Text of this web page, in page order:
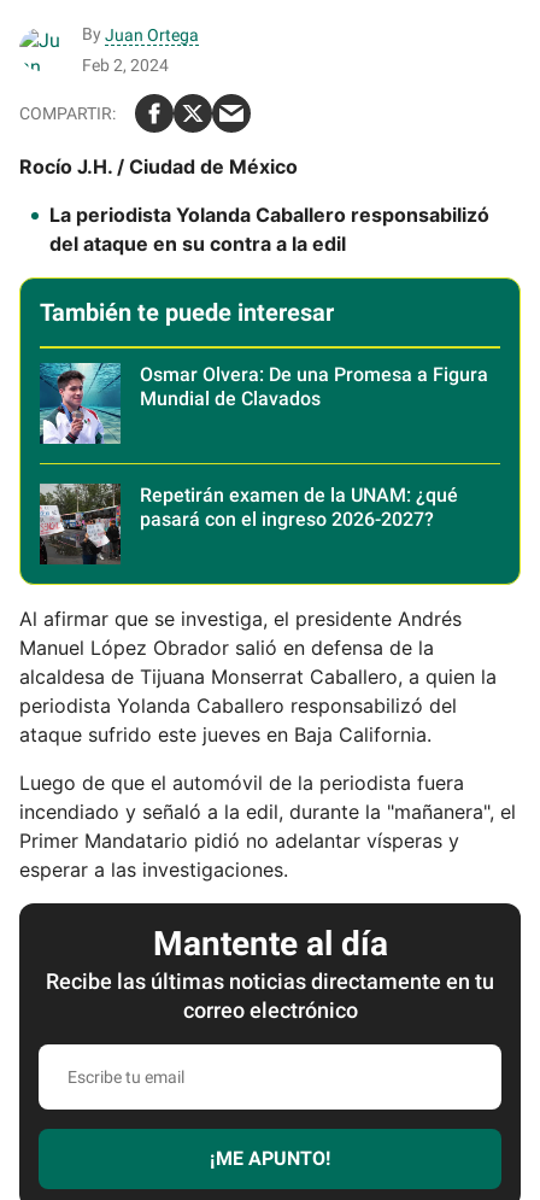
By Juan Ortega
Feb 2, 2024
Rocío J.H. / Ciudad de México
La periodista Yolanda Caballero responsabilizó
del ataque en su contra a la edil
También te puede interesar
Osmar Olvera: De una Promesa a Figura
Mundial de Clavados
Repetirán examen de la UNAM: ¿qué
pasará con el ingreso 2026-2027?
Al afirmar que se investiga, el presidente Andrés
Manuel López Obrador salió en defensa de la
alcaldesa de Tijuana Monserrat Caballero, a quien la
periodista Yolanda Caballero responsabilizó del
ataque sufrido este jueves en Baja California.
Luego de que el automóvil de la periodista fuera
incendiado y señaló a la edil, durante la "mañanera", el
Primer Mandatario pidió no adelantar vísperas y
esperar a las investigaciones.
Mantente al día
Recibe las últimas noticias directamente en tu
correo electrónico
E
c
r
¡ME APUNTO!